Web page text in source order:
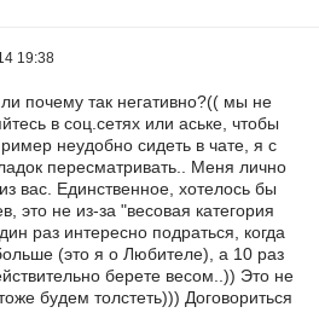
19:38
почему так негативно?(( мы не
в соц.сетях или аське, чтобы
неудобно сидеть в чате, я с
пересматривать.. Меня лично
вас. Единственное, хотелось бы
это не из-за "весовая категория
раз интересно подраться, когда
(это я о Любителе), а 10 раз
берете весом..)) Это не
будем толстеть))) Договориться